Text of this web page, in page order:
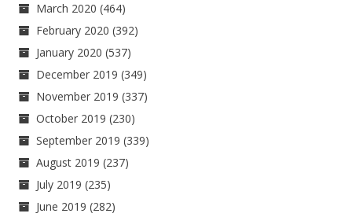
March 2020 (464)
February 2020 (392)
January 2020 (537)
December 2019 (349)
November 2019 (337)
October 2019 (230)
September 2019 (339)
August 2019 (237)
July 2019 (235)
June 2019 (282)